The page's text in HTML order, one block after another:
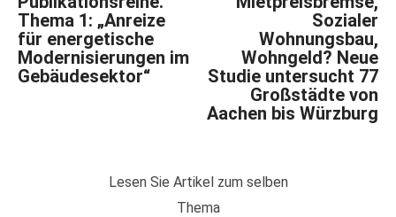
Thema 1: „Anreize
für energetische
Modernisierungen im
Gebäudesektor“
Sozialer
Wohnungsbau,
Wohngeld? Neue
Studie untersucht 77
Großstädte von
Aachen bis Würzburg
Lesen Sie Artikel zum selben
Thema